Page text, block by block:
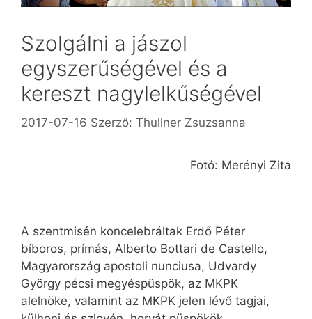
Szolgálni a jászol
egyszerűségével és a
kereszt nagylelkűségével
2017-07-16 Szerző: Thullner Zsuzsanna
Fotó: Merényi Zita
A szentmisén koncelebráltak Erdő Péter
bíboros, prímás, Al­berto Bottari de Castello,
Magyarország apostoli nunciusa, Ud­vardy
György pécsi megyéspüspök, az MKPK
alelnöke, valamint az MKPK jelen lévő tagjai,